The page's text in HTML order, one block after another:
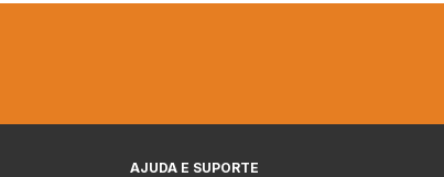
AJUDA E SUPORTE